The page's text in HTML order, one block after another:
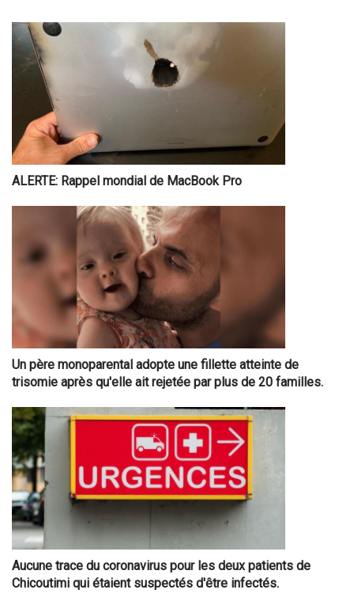
ALERTE: Rappel mondial de MacBook Pro
Un père monoparental adopte une fillette atteinte de
trisomie après qu'elle ait rejetée par plus de 20 familles.
Aucune trace du coronavirus pour les deux patients de
Chicoutimi qui étaient suspectés d'être infectés.